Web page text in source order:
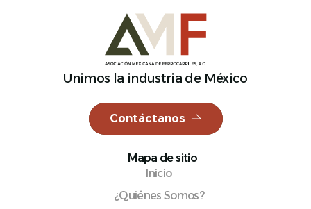
Unimos la industria de México
Contáctanos
Mapa de sitio
Inicio
¿Quiénes Somos?